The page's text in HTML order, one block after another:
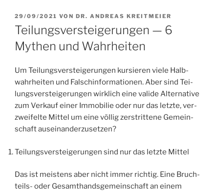
VERÖFFENTLICHT
AM
29/09/2021 VON DR. ANDREAS KREITMEIER
Teilungsversteigerungen — 6
Mythen und Wahrheiten
Um Tei­lungs­ver­stei­ge­run­gen kur­sie­ren vie­le Halb­
wahr­hei­ten und Falsch­in­for­ma­tio­nen. Aber sind Tei­
lungs­ver­stei­ge­run­gen wirk­lich eine vali­de Alter­na­ti­ve
zum Ver­kauf einer Immo­bi­lie oder nur das letz­te, ver­
zwei­fel­te Mit­tel um eine völ­lig zer­strit­te­ne Gemein­
schaft auseinanderzusetzen?
Tei­lungs­ver­stei­ge­run­gen sind nur das letz­te Mittel
Das ist meis­tens aber nicht immer rich­tig. Eine Bruch­
teils- oder Gesamt­hand­sge­mein­schaft an einem